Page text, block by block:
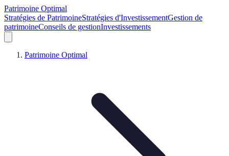
Patrimoine Optimal
Stratégies de PatrimoineStratégies d'InvestissementGestion de
patrimoineConseils de gestionInvestissements
Patrimoine Optimal